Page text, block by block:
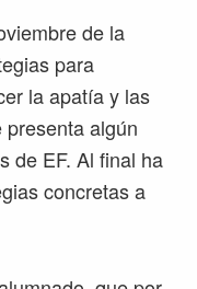
de la
para
la apatía y las
algún
de EF. Al final ha
concretas a